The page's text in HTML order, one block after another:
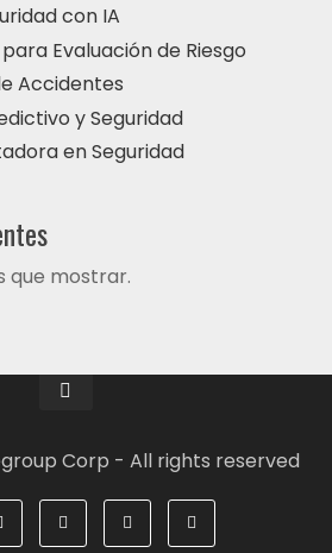
con IA
Evaluación de Riesgo
Accidentes
y Seguridad
en Seguridad
que mostrar.
Corp - All rights reserved